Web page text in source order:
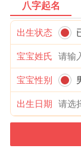
八字起名
出生状态
宝宝姓氏
宝宝性别
出生日期